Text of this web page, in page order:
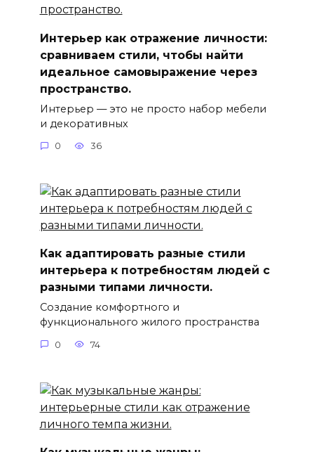
Интерьер как отражение личности:
сравниваем стили, чтобы найти
идеальное самовыражение через
пространство.
Интерьер — это не просто набор мебели
и декоративных
0 36
Как адаптировать разные стили
интерьера к потребностям людей с
разными типами личности.
Создание комфортного и
функционального жилого пространства
0 74